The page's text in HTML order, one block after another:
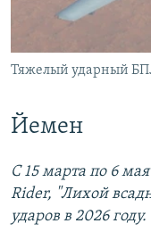
Тяжелый ударный
Йемен
С 15 марта по 6
Rider, "Лихой
ударов в 2026 году.